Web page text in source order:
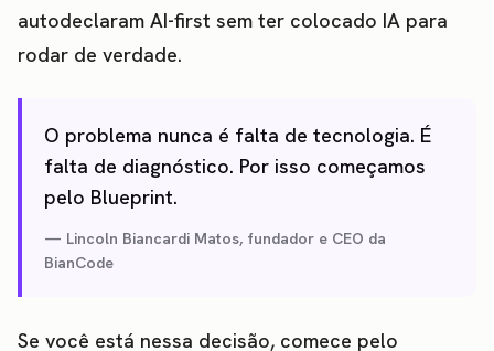
autodeclaram AI-first sem ter colocado IA para
rodar de verdade.
O problema nunca é falta de tecnologia. É
falta de diagnóstico. Por isso começamos
pelo Blueprint.
Lincoln Biancardi Matos, fundador e CEO da
BianCode
Se você está nessa decisão, comece pelo